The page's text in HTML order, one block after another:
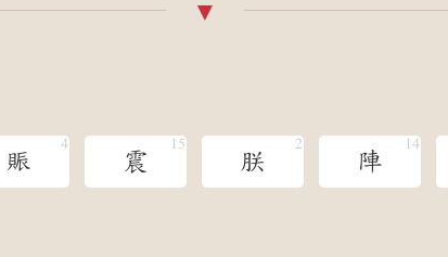
賑 震 朕 陣